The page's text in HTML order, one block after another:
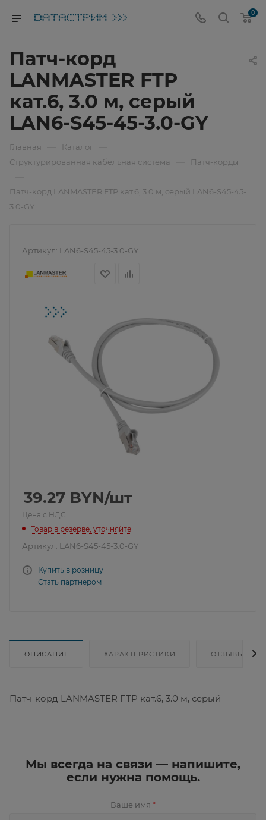
0
Патч-корд
LANMASTER FTP
кат.6, 3.0 м, серый
LAN6-S45-45-3.0-GY
Главная Каталог
Структурированная кабельная система Патч-корды
Патч-корд LANMASTER FTP кат.6, 3.0 м, серый LAN6-S45-45-
3.0-GY
Артикул: LAN6-S45-45-3.0-GY
39.27 BYN/шт
Цена с НДС
Товар в резерве, уточняйте
Артикул: LAN6-S45-45-3.0-GY
Купить в розницу
Стать партнером
ОПИСАНИЕ ХАРАКТЕРИСТИКИ ОТЗЫВЫ
Патч-корд LANMASTER FTP кат.6, 3.0 м, серый
Мы всегда на связи — напишите,
если нужна помощь.
Ваше имя *